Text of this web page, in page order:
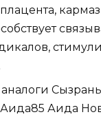
плацента,
Аида85 Аида